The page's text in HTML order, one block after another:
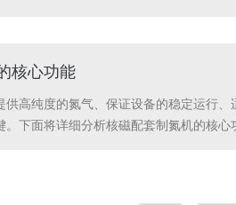
核心功能
高纯度的氮气、保证设备的稳定运行
。下面将详细分析核磁配套制氮机的核